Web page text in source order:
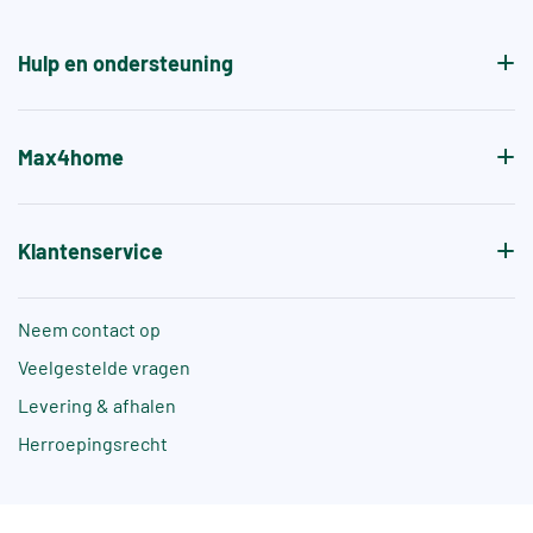
Hulp en ondersteuning
Max4home
Klantenservice
Neem contact op
Veelgestelde vragen
Levering & afhalen
Herroepingsrecht